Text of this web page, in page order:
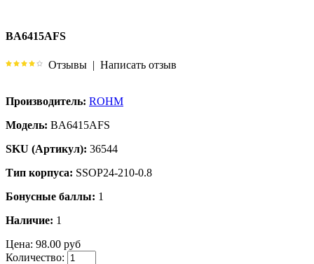
BA6415AFS
Отзывы | Написать отзыв
Производитель: ROHM
Модель: BA6415AFS
SKU (Артикул): 36544
Тип корпуса: SSOP24-210-0.8
Бонусные баллы: 1
Наличие: 1
Цена: 98.00 руб
Количество: